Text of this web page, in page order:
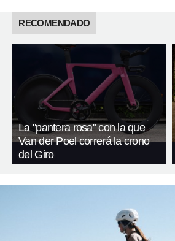
RECOMENDADO
La "pantera rosa" con la que
Van der Poel correrá la crono
del Giro